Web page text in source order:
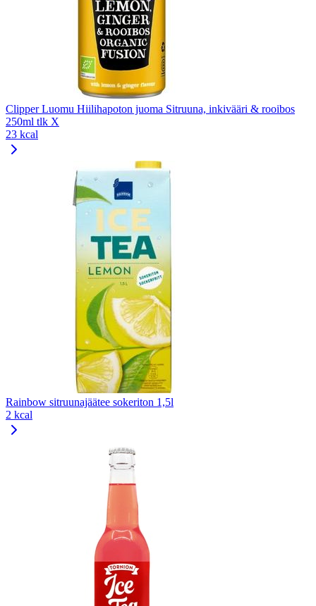
Clipper Luomu Hiilihapoton juoma Sitruuna, inkivääri & rooibos
250ml tlk X
23 kcal
Rainbow sitruunajäätee sokeriton 1,5l
2 kcal